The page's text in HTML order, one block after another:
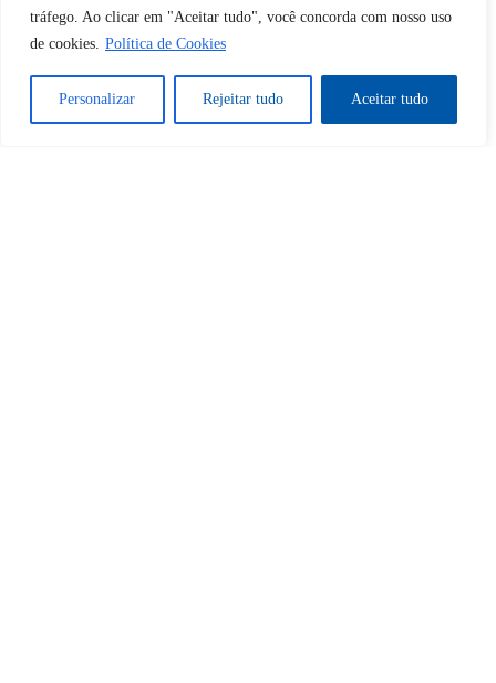
tráfego. Ao clicar em "Aceitar tudo", você concorda com nosso uso
de cookies. Política de Cookies
Personalizar Rejeitar tudo Aceitar tudo
Tem certeza de que deseja
desbloquear esta publicação?